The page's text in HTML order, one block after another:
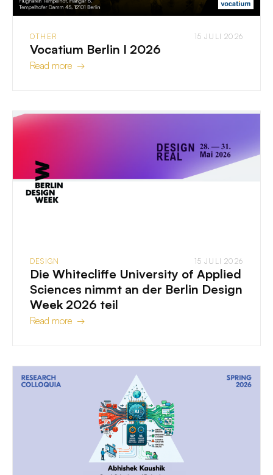
OTHER 15 JULI 2026
Vocatium Berlin I 2026
Read more →
DESIGN 15 JULI 2026
Die Whitecliffe University of Applied
Sciences nimmt an der Berlin Design
Week 2026 teil
Read more →